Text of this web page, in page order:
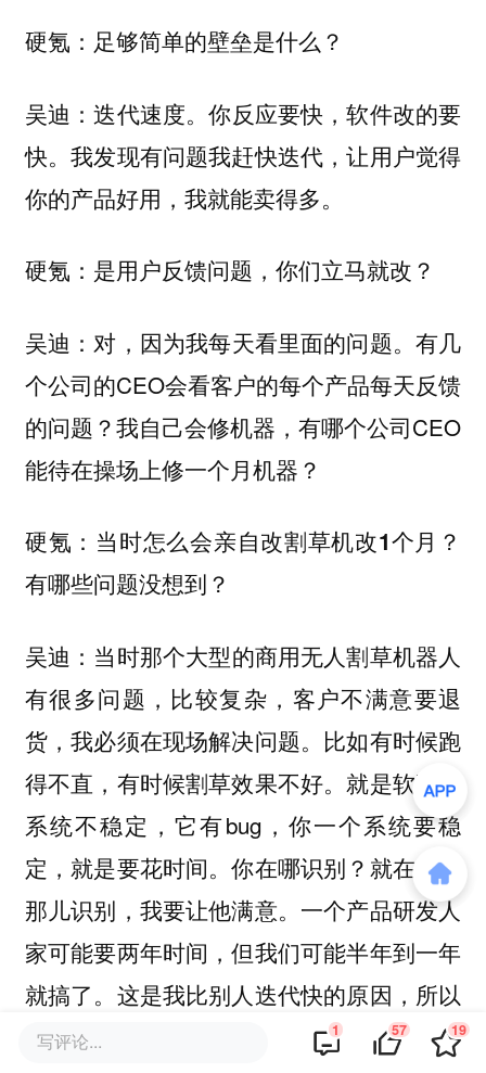
硬氪：足够简单的壁垒是什么？
吴迪：迭代速度。你反应要快，软件改的要
快。我发现有问题我赶快迭代，让用户觉得
你的产品好用，我就能卖得多。
硬氪：是用户反馈问题，你们立马就改？
吴迪： 对，因为我每天看里面的问题。有几
个公司的CEO会看客户的每个产品每天反馈
的问题？我自己会修机器，有哪个公司CEO
能待在操场上修一个月机器？
硬氪：当时怎么会亲自改割草机改1个月？
有哪些问题没想到？
吴迪： 当时那个大型的商用无人割草机器人
有很多问题，比较复杂，客户不满意要退
货，我必须在现场解决问题。比如有时候跑
得不直，有时候割草效果不好。就是软硬件
系统不稳定，它有bug，你一个系统要稳
定，就是要花时间。你在哪识别？就在客户
那儿识别，我要让他满意。一个产品研发人
家可能要两年时间，但我们可能半年到一年
就搞了。这是我比别人迭代快的原因，所以
你要现身试毒。
写评论... 1 57 19